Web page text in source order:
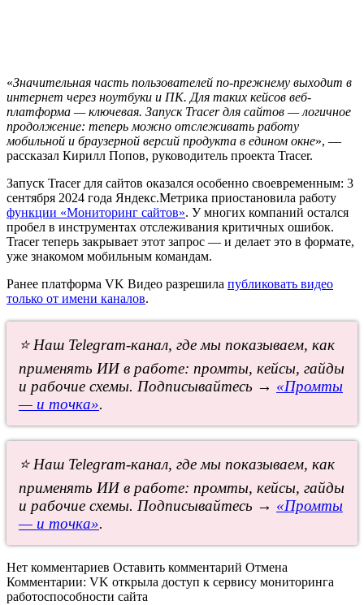
«Значительная часть пользователей по-прежнему выходит в
интернет через ноутбуки и ПК. Для таких кейсов веб-
платформа — ключевая. Запуск Tracer для сайтов — логичное
продолжение: теперь можно отслеживать работу
мобильной и браузерной версий продукта в едином окне», —
рассказал Кирилл Попов, руководитель проекта Tracer.
Запуск Tracer для сайтов оказался особенно своевременным: 3
сентября 2024 года Яндекс.Метрика приостановила работу
функции «Мониторинг сайтов». У многих компаний остался
пробел в инструментах отслеживания критичных ошибок.
Tracer теперь закрывает этот запрос — и делает это в формате,
уже знакомом мобильным командам.
Ранее платформа VK Видео разрешила публиковать видео
только от имени каналов.
⭐ Наш Telegram-канал, где мы показываем, как
применять ИИ в работе: промты, кейсы, гайды
и рабочие схемы. Подписывайтесь → «Промты
— и точка».
⭐ Наш Telegram-канал, где мы показываем, как
применять ИИ в работе: промты, кейсы, гайды
и рабочие схемы. Подписывайтесь → «Промты
— и точка».
Нет комментариев Оставить комментарий Отмена
Комментарии: VK открыла доступ к сервису мониторинга
работоспособности сайта